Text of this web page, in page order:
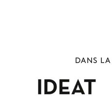
DANS LA